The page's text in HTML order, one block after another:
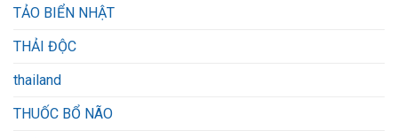
TẢO BIỂN NHẬT
THẢI ĐỘC
thailand
THUỐC BỔ NÃO